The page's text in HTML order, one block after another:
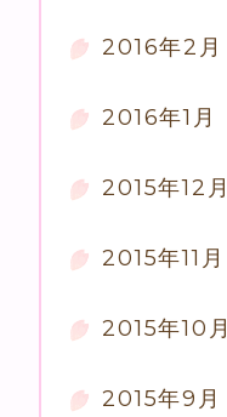
2016年2月
2016年1月
2015年12月
2015年11月
2015年10月
2015年9月